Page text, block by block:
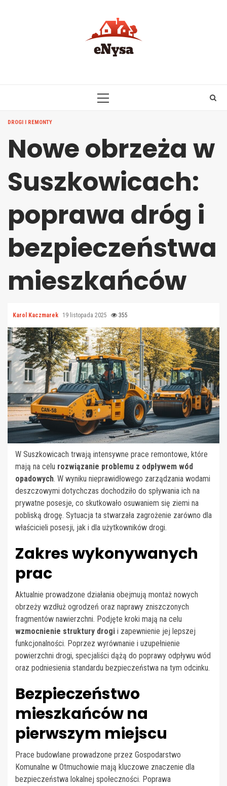
PRIMARY
DROGI I REMONTY
Nowe obrzeża w
Suszkowicach:
poprawa dróg i
bezpieczeństwa
mieszkańców
Karol Kaczmarek 19 listopada 2025 355
W Suszkowicach trwają intensywne prace remontowe, które
mają na celu rozwiązanie problemu z odpływem wód
opadowych. W wyniku nieprawidłowego zarządzania wodami
deszczowymi dotychczas dochodziło do spływania ich na
prywatne posesje, co skutkowało osuwaniem się ziemi na
pobliską drogę. Sytuacja ta stwarzała zagrożenie zarówno dla
właścicieli posesji, jak i dla użytkowników drogi.
Zakres wykonywanych
prac
Aktualnie prowadzone działania obejmują montaż nowych
obrzeży wzdłuż ogrodzeń oraz naprawy zniszczonych
fragmentów nawierzchni. Podjęte kroki mają na celu
wzmocnienie struktury drogi i zapewnienie jej lepszej
funkcjonalności. Poprzez wyrównanie i uzupełnienie
powierzchni drogi, specjaliści dążą do poprawy odpływu wód
oraz podniesienia standardu bezpieczeństwa na tym odcinku.
Bezpieczeństwo
mieszkańców na
pierwszym miejscu
Prace budowlane prowadzone przez Gospodarstwo
Komunalne w Otmuchowie mają kluczowe znaczenie dla
bezpieczeństwa lokalnej społeczności. Poprawa